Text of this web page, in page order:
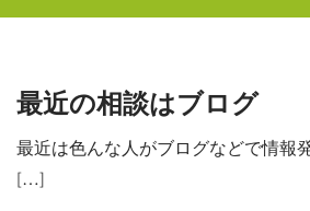
最近の相談はブログ
最近は色んな人がブログなどで情報
[…]